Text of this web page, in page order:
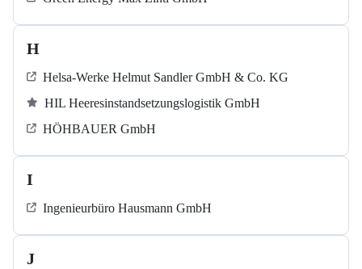
H
Helsa-Werke Helmut Sandler GmbH & Co. KG
HIL Heeresinstandsetzungslogistik GmbH
HÖHBAUER GmbH
I
Ingenieurbüro Hausmann GmbH
J